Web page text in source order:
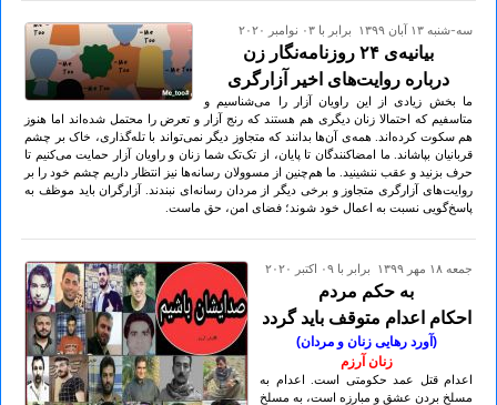
سه-شنبه ۱۳ آبان ۱۳۹۹ برابر با ۰۳ نوامبر ۲۰۲۰
بیانیه‌ی ۲۴ روزنامه‌نگار زن
درباره روایت‌های اخیر آزارگری
ما بخش زیادی از این راویان آزار را می‌شناسیم و
متاسفیم که احتمالا زنان دیگری هم هستند که رنج آزار و تعرض را محتمل شده‌اند اما هنوز
هم سکوت کرده‌اند. همه‌ی آن‌ها بدانند که متجاوز دیگر نمی‌تواند با تله‌گذاری، خاک بر چشم‌
قربانیان بپاشاند. ما امضاکنندگان تا پایان، از تک‌تک شما زنان و راویان آزار حمایت می‌کنیم تا
حرف بزنید و عقب ننشینید. ما هم‌چنین از مسوولان رسانه‌ها نیز انتظار داریم چشم خود را بر
روایت‌های آزارگری متجاوز و برخی دیگر از مردان رسانه‌ای نبندند. آزارگران باید موظف به
پاسخ‌گویی نسبت به اعمال خود شوند؛ فضای امن، حق ماست.
جمعه ۱۸ مهر ۱۳۹۹ برابر با ۰۹ اکتبر ۲۰۲۰
به حکم مردم
احکام اعدام متوقف باید گردد
(آورد رهایی زنان و مردان)
زنان آرزم
اعدام قتل عمد حکومتی است. اعدام به
مسلخ بردن عشق و مبارزه است، به مسلخ